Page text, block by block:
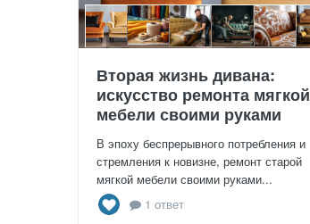
Вторая жизнь дивана:
искусство ремонта мягкой
мебели своими руками
В эпоху беспрерывного потребления и
стремления к новизне, ремонт старой
мягкой мебели своими руками...
1 ответ